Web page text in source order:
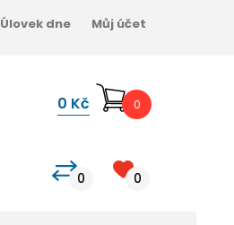
Úlovek dne Můj účet
0 Kč 0
0 0